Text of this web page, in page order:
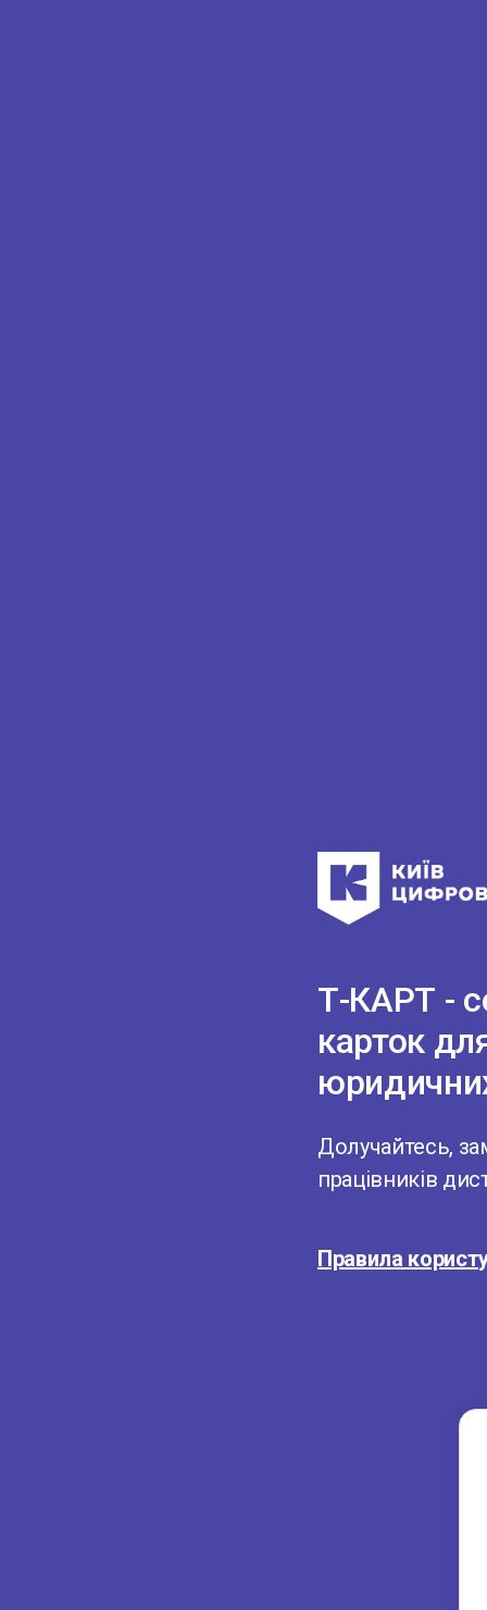
Т-КАРТ -
карток
Долучайтесь,
працівників
Правила